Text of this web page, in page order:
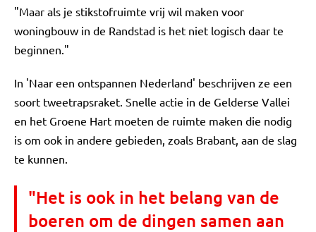
"Maar als je stikstofruimte vrij wil maken voor
woningbouw in de Randstad is het niet logisch daar te
beginnen."
In 'Naar een ontspannen Nederland' beschrijven ze een
soort tweetrapsraket. Snelle actie in de Gelderse Vallei
en het Groene Hart moeten de ruimte maken die nodig
is om ook in andere gebieden, zoals Brabant, aan de slag
te kunnen.
"Het is ook in het belang van de
boeren om de dingen samen aan